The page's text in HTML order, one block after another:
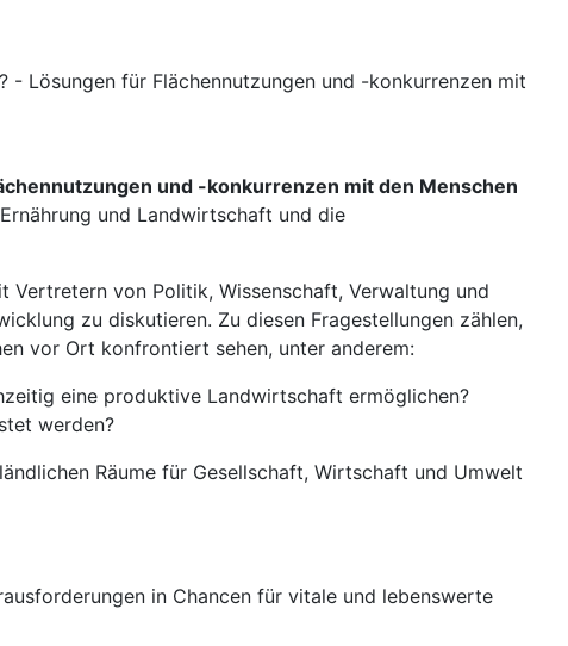
Lösungen für Flächennutzungen und -konkurrenzen mit
und -konkurrenzen mit den Menschen
und Landwirtschaft und die
von Politik, Wissenschaft, Verwaltung und
zu diskutieren. Zu diesen Fragestellungen zählen,
vor Ort konfrontiert sehen, unter anderem:
eine produktive Landwirtschaft ermöglichen?
werden?
Räume für Gesellschaft, Wirtschaft und Umwelt
in Chancen für vitale und lebenswerte